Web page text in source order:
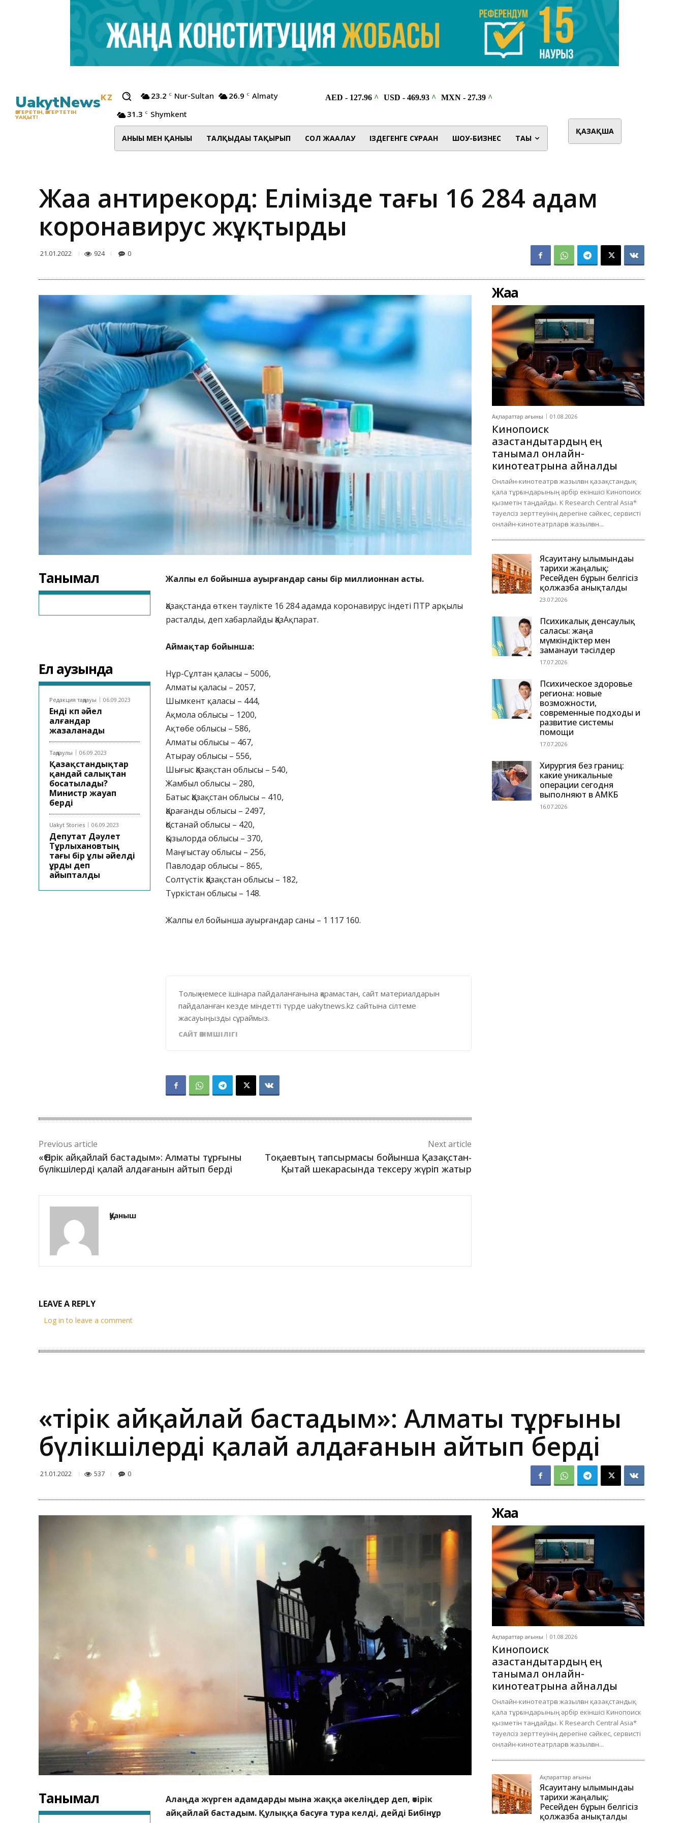
UakytNewsKZ
ӨЗГЕРЕТІН, ӨЗГЕРТЕТІН
УАҚЫТ!
23.2 C Nur-Sultan 26.9 C Almaty
31.3 C Shymkent
АНЫҒЫ МЕН ҚАНЫҒЫ ТАЛҚЫДАҒЫ ТАҚЫРЫП СОЛ ЖАҒАЛАУ ІЗДЕГЕНГЕ СҰРАҒАН ШОУ-БИЗНЕС ТАҒЫ
ҚАЗАҚША
Жаңа антирекорд: Елімізде тағы 16 284 адам
коронавирус жұқтырды
21.01.2022 924 0
Танымал
Ел аузында
Редакция таңдауы 06.09.2023
Енді көп әйел
алғандар
жазаланады
Таңдаулы 06.09.2023
Қазақстандықтар
қандай салықтан
босатылады?
Министр жауап
берді
Uakyt Stories 06.09.2023
Депутат Дәулет
Тұрлыхановтың
тағы бір ұлы әйелді
ұрды деп
айыпталды
Жалпы ел бойынша ауырғандар саны бір миллионнан асты.
Қазақстанда өткен тәулікте 16 284 адамда коронавирус індеті ПТР арқылы
расталды, деп хабарлайды ҚазАқпарат.
Аймақтар бойынша:
Нұр-Сұлтан қаласы – 5006,
Алматы қаласы – 2057,
Шымкент қаласы – 444,
Ақмола облысы – 1200,
Ақтөбе облысы – 586,
Алматы облысы – 467,
Атырау облысы – 556,
Шығыс Қазақстан облысы – 540,
Жамбыл облысы – 280,
Батыс Қазақстан облысы – 410,
Қарағанды облысы – 2497,
Қостанай облысы – 420,
Қызылорда облысы – 370,
Маңғыстау облысы – 256,
Павлодар облысы – 865,
Солтүстік Қазақстан облысы – 182,
Түркістан облысы – 148.
Жалпы ел бойынша ауырғандар саны – 1 117 160.
Толық немесе ішінара пайдаланғанына қарамастан, сайт материалдарын
пайдаланған кезде міндетті түрде uakytnews.kz сайтына сілтеме
жасауыңызды сұраймыз.
САЙТ ӘКІМШІЛІГІ
Previous article
«Өтірік айқайлай бастадым»: Алматы тұрғыны
бүлікшілерді қалай алдағанын айтып берді
Next article
Тоқаевтың тапсырмасы бойынша Қазақстан-
Қытай шекарасында тексеру жүріп жатыр
Қуаныш
LEAVE A REPLY
Log in to leave a comment
Жаңа
Ақпараттар ағыны 01.08.2026
Кинопоиск
қазақстандықтардың ең
танымал онлайн-
кинотеатрына айналды
Онлайн-кинотеатрға жазылған қазақстандық
қала тұрғындарының әрбір екіншісі Кинопоиск
қызметін таңдайды. K Research Central Asia*
тәуелсіз зерттеуінің дерегіне сәйкес, сервисті
онлайн-кинотеатрларға жазылған...
Ясауитану ғылымындағы
тарихи жаңалық:
Ресейден бұрын белгісіз
қолжазба анықталды
23.07.2026
Психикалық денсаулық
саласы: жаңа
мүмкіндіктер мен
заманауи тәсілдер
17.07.2026
Психическое здоровье
региона: новые
возможности,
современные подходы и
развитие системы
помощи
17.07.2026
Хирургия без границ:
какие уникальные
операции сегодня
выполняют в АМКБ
16.07.2026